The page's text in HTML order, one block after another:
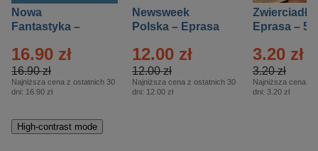
Nowa
Fantastyka –
16.90 zł
16.90 zł
Najniższa cena z ostatnich 30
dni: 16.90 zł
Newsweek
Polska – Eprasa
12.00 zł
12.00 zł
Najniższa cena z ostatnich 30
dni: 12.00 zł
Zwierciadło
Eprasa – 5/
3.20 zł
3.20 zł
Najniższa cena z
dni: 3.20 zł
High-contrast mode